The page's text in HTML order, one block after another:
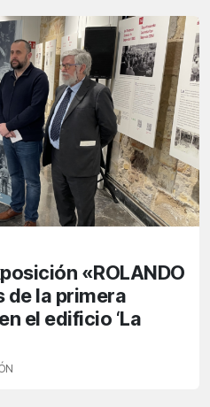
«ROLANDO
de la primera
el edificio ‘La